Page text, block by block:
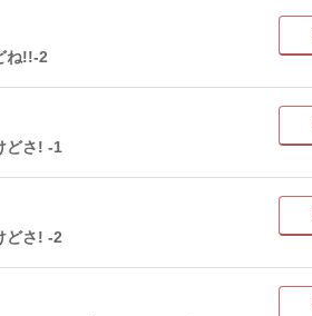
ね!!-2
どさ! -1
どさ! -2